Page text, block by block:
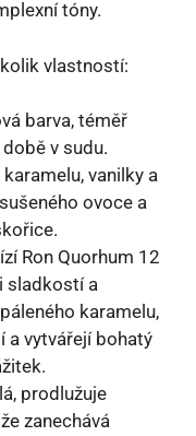
tóny.
vlastností:
barva, téměř
v sudu.
vanilky a
ovoce a
Ron Quorhum 12
sladkostí a
karamelu,
a vytvářejí bohatý
prodlužuje
zanechává